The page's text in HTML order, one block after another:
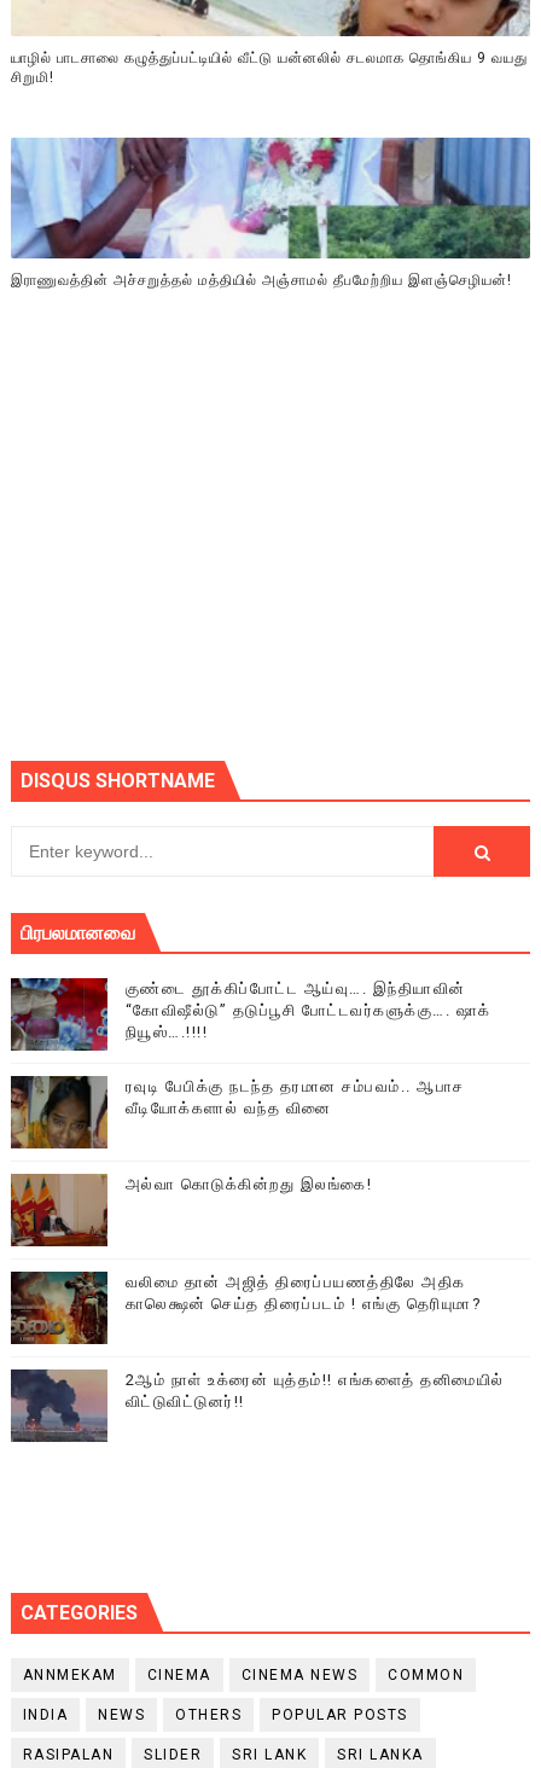
யாழில் பாடசாலை கழுத்துப்பட்டியில் வீட்டு யன்னலில் சடலமாக தொங்கிய 9 வயது
சிறுமி!
இராணுவத்தின் அச்சறுத்தல் மத்தியில் அஞ்சாமல் தீபமேற்றிய இளஞ்செழியன்!
DISQUS SHORTNAME
பிரபலமானவை
குண்டை தூக்கிப்போட்ட ஆய்வு…. இந்தியாவின்
“கோவிஷீல்டு” தடுப்பூசி போட்டவர்களுக்கு…. ஷாக்
நியூஸ்….!!!!
ரவுடி பேபிக்கு நடந்த தரமான சம்பவம்.. ஆபாச
வீடியோக்களால் வந்த வினை
அல்வா கொடுக்கின்றது இலங்கை!
வலிமை தான் அஜித் திரைப்பயணத்திலே அதிக
காலெக்ஷன் செய்த திரைப்படம் ! எங்கு தெரியுமா?
2ஆம் நாள் உக்ரைன் யுத்தம்!! எங்களைத் தனிமையில்
விட்டுவிட்டுனர்!!
CATEGORIES
ANNMEKAM CINEMA CINEMA NEWS COMMON
INDIA NEWS OTHERS POPULAR POSTS
RASIPALAN SLIDER SRI LANK SRI LANKA